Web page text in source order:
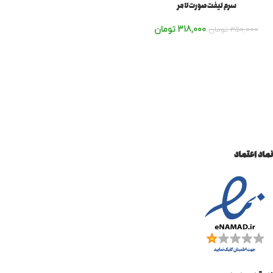
سرم لیفت صورت لامر
350,000 تومان 318,000 تومان
نماد اعتماد